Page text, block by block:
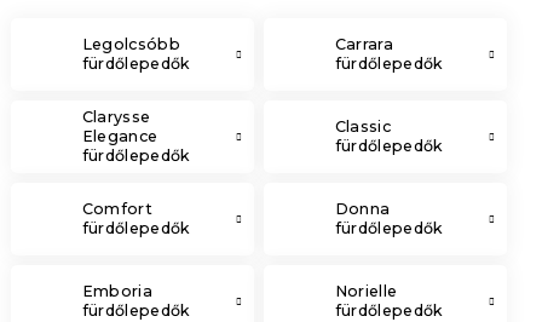
Legolcsóbb
fürdőlepedők
Carrara
fürdőlepedők
Clarysse
Elegance
fürdőlepedők
Classic
fürdőlepedők
Comfort
fürdőlepedők
Donna
fürdőlepedők
Emboria
fürdőlepedők
Norielle
fürdőlepedők